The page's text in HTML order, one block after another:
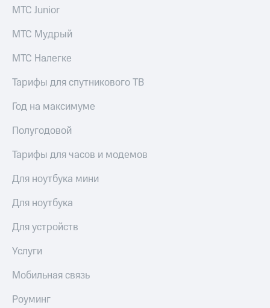
Дивиденды
Рынок
облигаций
Описание
Уведомление
погашении
облигаций
Реквизиты
Контакты
развитие
деловая этика
На главную
МТС Junior
МТС Мудрый
МТС Налегке
Тарифы для спутникового ТВ
Год на максимуме
Полугодовой
Тарифы для часов и модемов
Для ноутбука мини
Для ноутбука
Для устройств
Услуги
Мобильная связь
Роуминг